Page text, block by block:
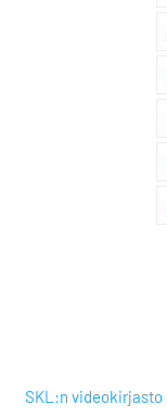
SKL:n videokirjasto